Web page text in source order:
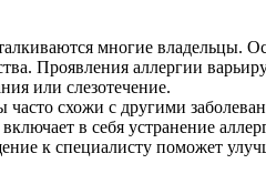
многие
Проявления аллергии
или слезотечение.
схожи с другими
в себя устранение
к специалисту поможет